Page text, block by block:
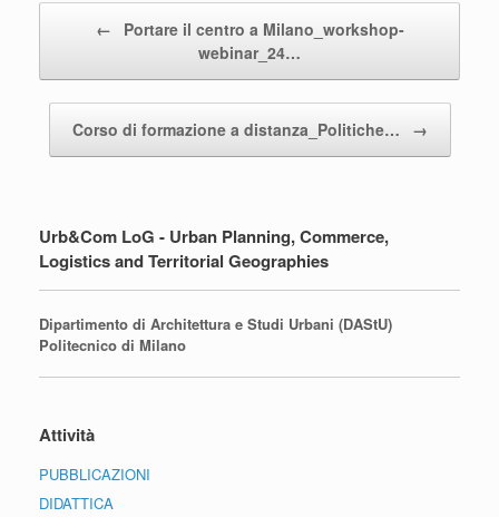
←
Portare il centro a Milano_workshop-
webinar_24…
Corso di formazione a distanza_Politiche… →
Urb&Com LoG - Urban Planning, Commerce,
Logistics and Territorial Geographies
Dipartimento di Architettura e Studi Urbani (DAStU)
Politecnico di Milano
Attività
PUBBLICAZIONI
DIDATTICA